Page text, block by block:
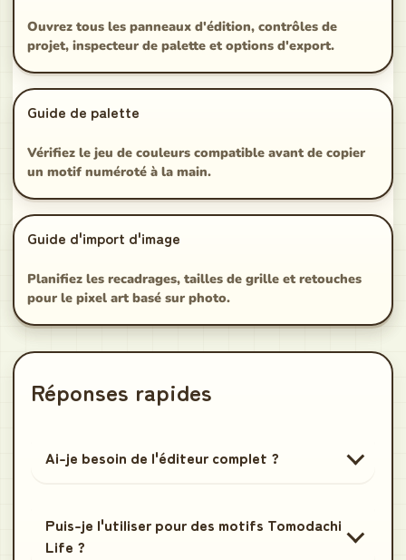
Ouvrez tous les panneaux d'édition, contrôles de
projet, inspecteur de palette et options d'export.
Guide de palette
Vérifiez le jeu de couleurs compatible avant de copier
un motif numéroté à la main.
Guide d'import d'image
Planifiez les recadrages, tailles de grille et retouches
pour le pixel art basé sur photo.
Réponses rapides
Ai-je besoin de l'éditeur complet ?
Puis-je l'utiliser pour des motifs Tomodachi
Life ?